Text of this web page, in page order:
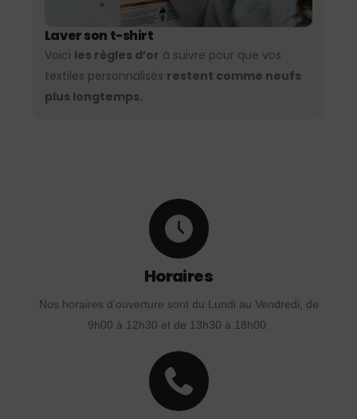
Laver son t-shirt
Voici les règles d’or à suivre pour que vos
textiles personnalisés restent comme neufs
plus longtemps.
Horaires
Nos horaires d'ouverture sont du Lundi au Vendredi, de
9h00 à 12h30 et de 13h30 à 18h00.